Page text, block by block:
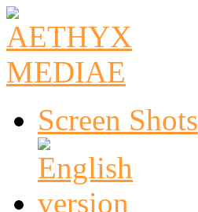
Screen Shots